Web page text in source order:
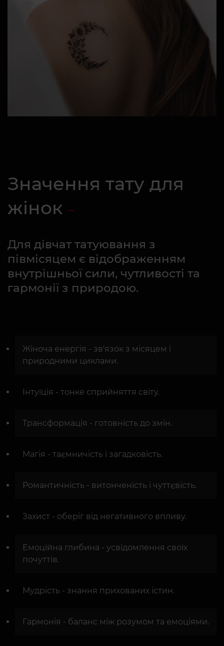
Значення тату для
жінок
Для дівчат татуювання з
півмісяцем є відображенням
внутрішньої сили, чутливості та
гармонії з природою.
Жіноча енергія - зв'язок з місяцем і
природними циклами.
Інтуїція - тонке сприйняття світу.
Трансформація - готовність до змін.
Магія - таємничість і загадковість.
Романтичність - витонченість і чуттєвість.
Захист - оберіг від негативного впливу.
Емоційна глибина - усвідомлення своїх
почуттів.
Мудрість - знання прихованих істин.
Гармонія - баланс між розумом та емоціями.